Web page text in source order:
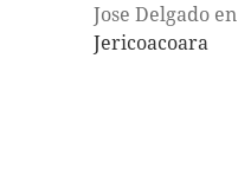
Jose Delgado en
Jericoacoara